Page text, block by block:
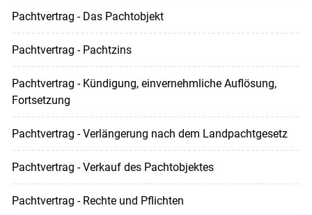
Pachtvertrag - Das Pachtobjekt
Pachtvertrag - Pachtzins
Pachtvertrag - Kündigung, einvernehmliche Auflösung,
Fortsetzung
Pachtvertrag - Verlängerung nach dem Landpachtgesetz
Pachtvertrag - Verkauf des Pachtobjektes
Pachtvertrag - Rechte und Pflichten